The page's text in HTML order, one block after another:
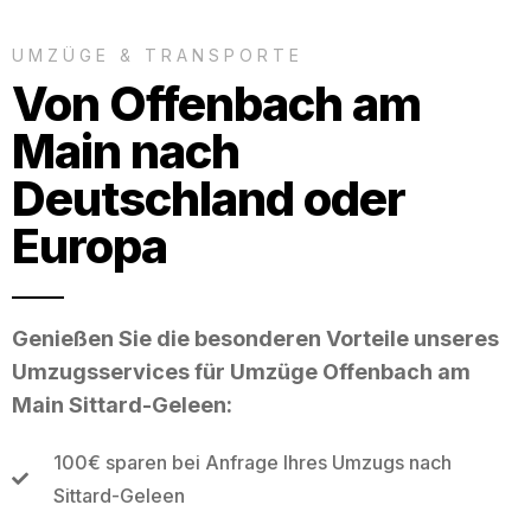
UMZÜGE & TRANSPORTE
Von Offenbach am
Main nach
Deutschland oder
Europa
Genießen Sie die besonderen Vorteile unseres
Umzugsservices für Umzüge Offenbach am
Main Sittard-Geleen:
100€ sparen bei Anfrage Ihres Umzugs nach
Sittard-Geleen